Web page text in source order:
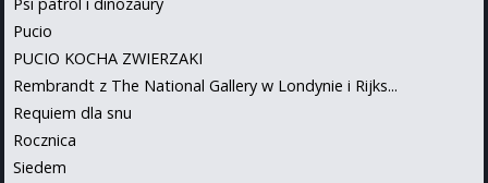
Psi patrol i dinozaury
Pucio
PUCIO KOCHA ZWIERZAKI
Rembrandt z The National Gallery w Londynie i Rijks...
Requiem dla snu
Rocznica
Siedem